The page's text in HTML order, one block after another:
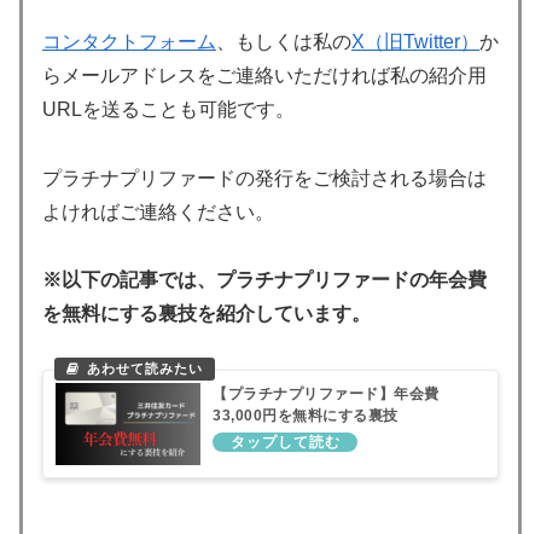
コンタクトフォーム 、もしくは私のX（旧Twitter） か
らメールアドレスをご連絡いただければ私の紹介用
URLを送ることも可能です。
プラチナプリファードの発行をご検討される場合は
よければご連絡ください。
※以下の記事では、プラチナプリファードの年会費
を無料にする裏技を紹介しています。
【プラチナプリファード】年会費
33,000円を無料にする裏技